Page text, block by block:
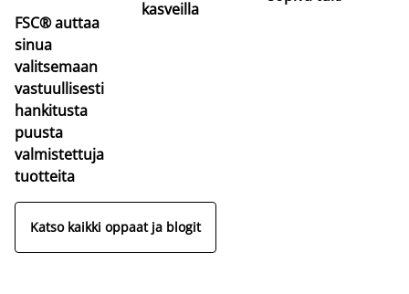
FSC® auttaa
sinua
valitsemaan
vastuullisesti
hankitusta
puusta
valmistettuja
tuotteita
kasveilla
Katso kaikki oppaat ja blogit